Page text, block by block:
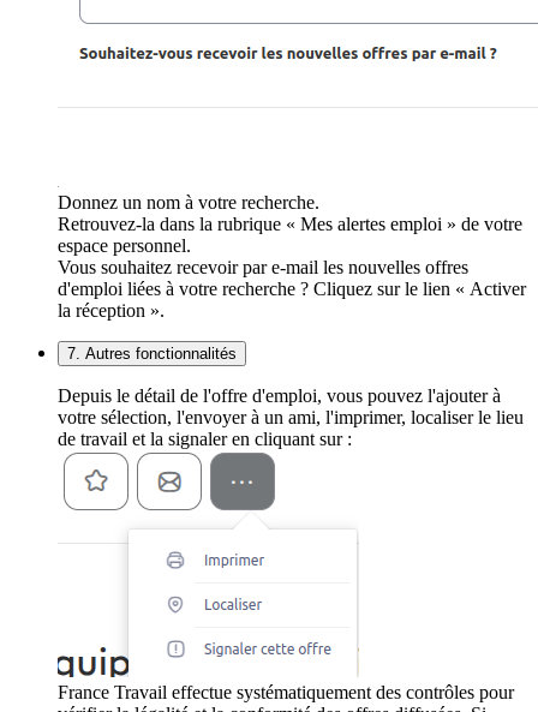
Donnez un nom à votre recherche.
Retrouvez-la dans la rubrique « Mes alertes emploi » de votre
espace personnel.
Vous souhaitez recevoir par e-mail les nouvelles offres
d'emploi liées à votre recherche ? Cliquez sur le lien « Activer
la réception ».
7. Autres fonctionnalités
Depuis le détail de l'offre d'emploi, vous pouvez l'ajouter à
votre sélection, l'envoyer à un ami, l'imprimer, localiser le lieu
de travail et la signaler en cliquant sur :
France Travail effectue systématiquement des contrôles pour